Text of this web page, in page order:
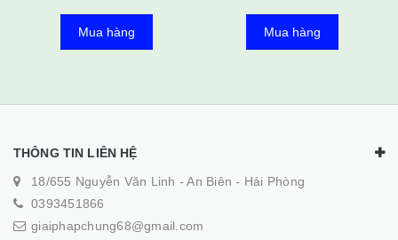
Mua hàng Mua hàng
THÔNG TIN LIÊN HỆ
18/655 Nguyễn Văn Linh - An Biên - Hải Phòng
0393451866
giaiphapchung68@gmail.com